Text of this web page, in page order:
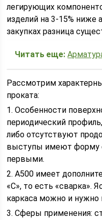
легирующих
изделий на 3-15% ниже
закупках разница
Читать еще:
Рассмотрим
проката:
1. Особенности
периодический
либо отсутствуют
выступы имеют форму
первыми.
2. А500 имеет
«С», то есть «сварка».
каркаса можно и нужно
3. Сферы применения: